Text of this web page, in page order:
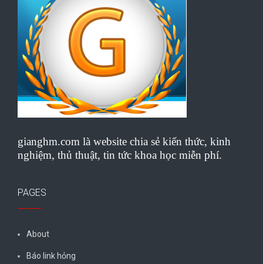
gianghm.com là website chia sẻ kiến thức, kinh
nghiệm, thủ thuật, tin tức khoa học miễn phí.
PAGES
About
Báo link hỏng